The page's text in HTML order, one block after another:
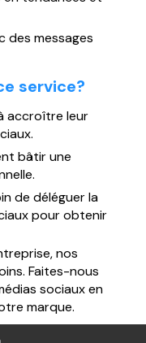
des messages
service?
accroître leur
bâtir une
de déléguer la
pour obtenir
nos
Faites-nous
sociaux en
marque.